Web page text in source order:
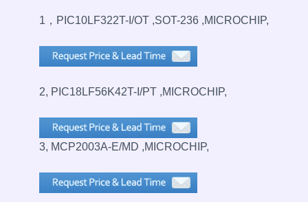
1，PIC10LF322T-I/OT ,SOT-236 ,MICROCHIP,
2, PIC18LF56K42T-I/PT ,MICROCHIP,
3, MCP2003A-E/MD ,MICROCHIP,